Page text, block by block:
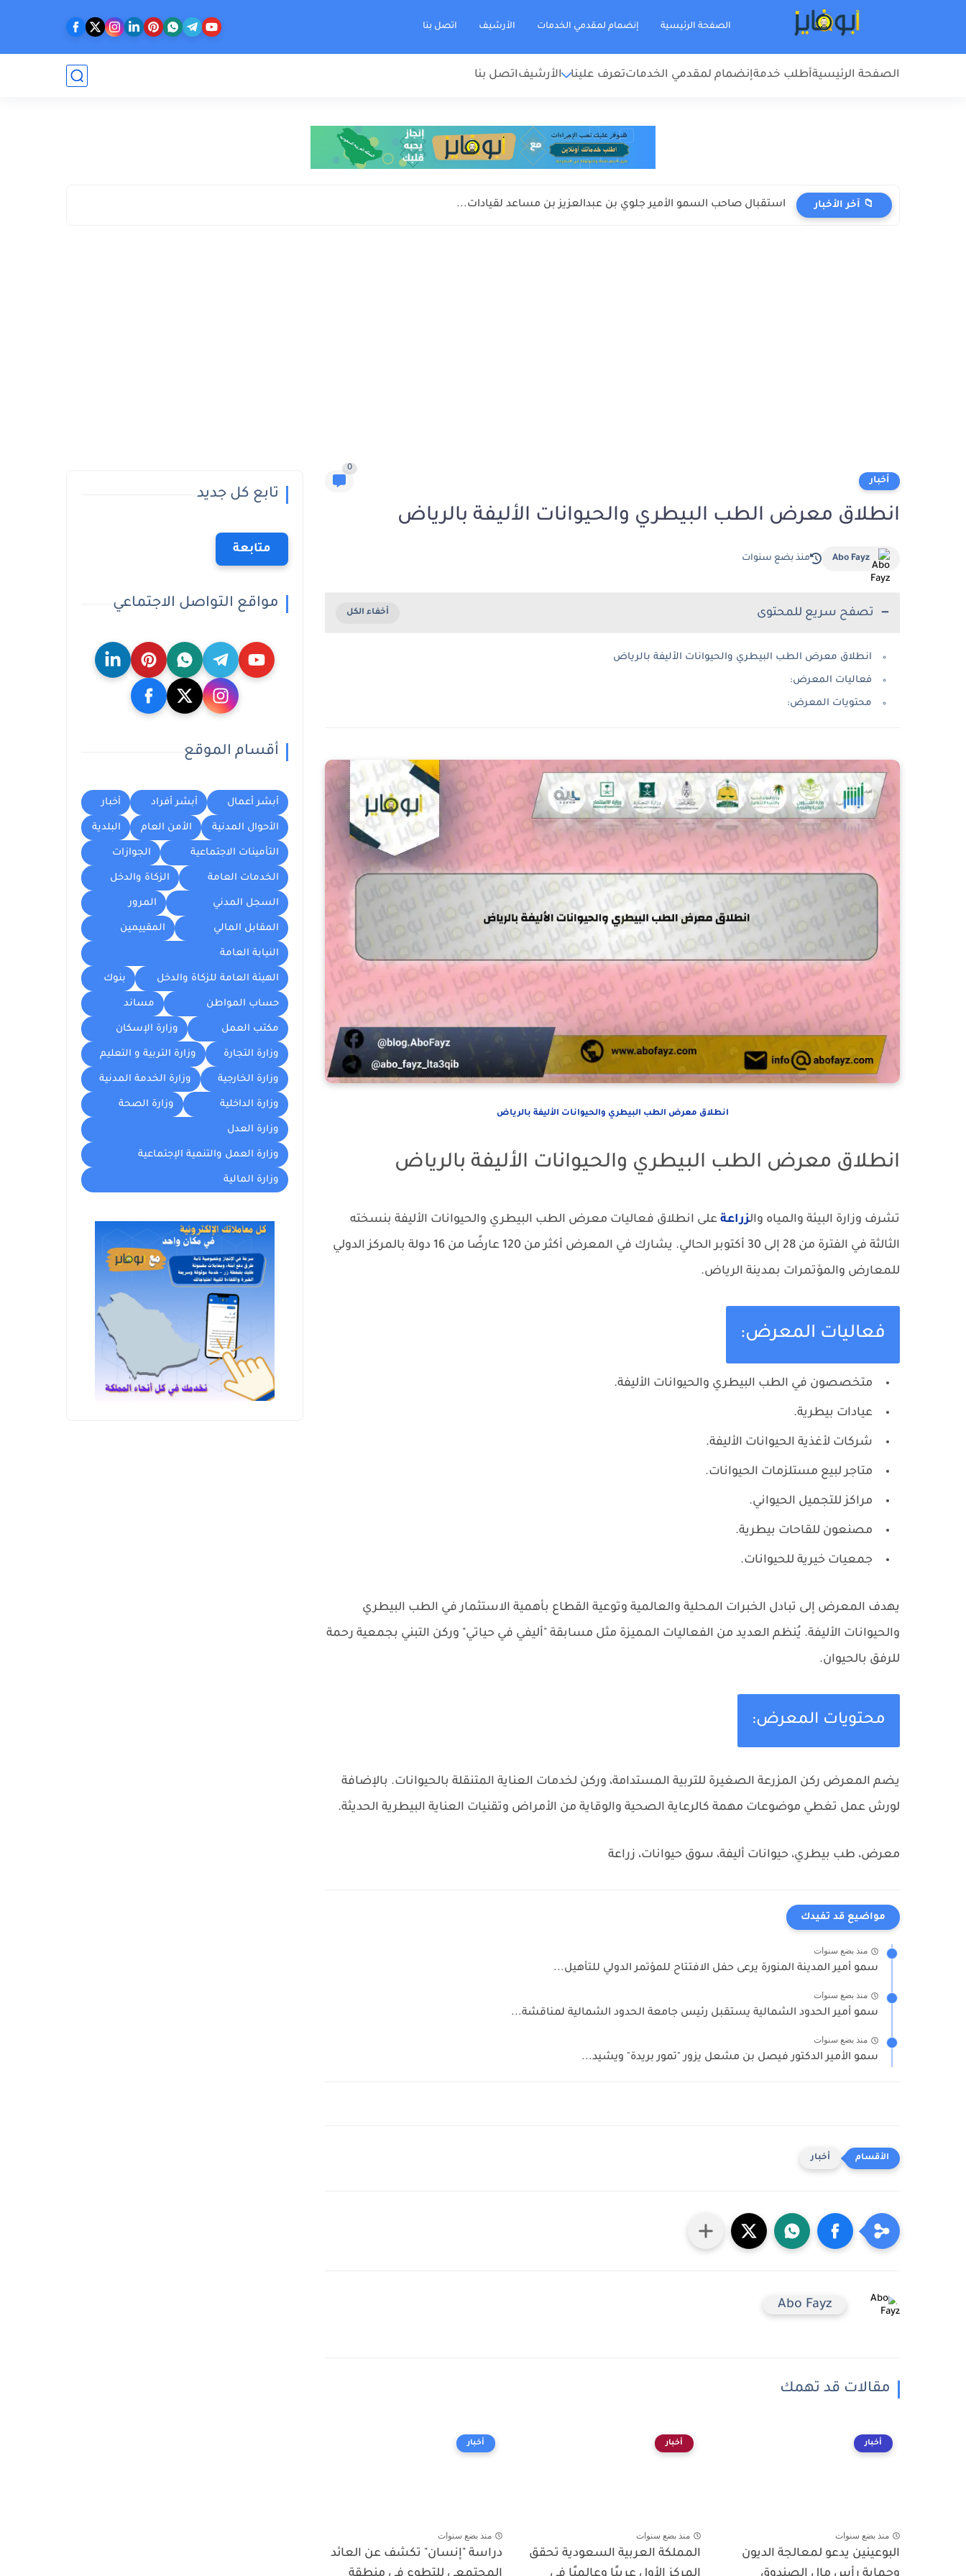
الصفحة الرئيسية إنضمام لمقدمي الخدمات الأرشيف اتصل بنا
الصفحة الرئيسيةأطلب خدمةإنضمام لمقدمي الخدماتتعرف علينا الأرشيفاتصل بنا
📁 آخر الأخبار استقبال صاحب السمو الأمير جلوي بن عبدالعزيز بن مساعد لقيادات...
أخبار
0
انطلاق معرض الطب البيطري والحيوانات الأليفة بالرياض
Abo Fayz منذ بضع سنوات
تصفح سريع للمحتوى
انطلاق معرض الطب البيطري والحيوانات الأليفة بالرياض
فعاليات المعرض:
محتويات المعرض:
انطلاق معرض الطب البيطري والحيوانات الأليفة بالرياض
انطلاق معرض الطب البيطري والحيوانات الأليفة بالرياض
تشرف وزارة البيئة والمياه والزراعة على انطلاق فعاليات معرض الطب البيطري والحيوانات الأليفة بنسخته
الثالثة في الفترة من 28 إلى 30 أكتوبر الحالي. يشارك في المعرض أكثر من 120 عارضًا من 16 دولة بالمركز الدولي
للمعارض والمؤتمرات بمدينة الرياض.
فعاليات المعرض:
متخصصون في الطب البيطري والحيوانات الأليفة.
عيادات بيطرية.
شركات لأغذية الحيوانات الأليفة.
متاجر لبيع مستلزمات الحيوانات.
مراكز للتجميل الحيواني.
مصنعون للقاحات بيطرية.
جمعيات خيرية للحيوانات.
يهدف المعرض إلى تبادل الخبرات المحلية والعالمية وتوعية القطاع بأهمية الاستثمار في الطب البيطري
والحيوانات الأليفة. يُنظم العديد من الفعاليات المميزة مثل مسابقة "أليفي في حياتي" وركن التبني بجمعية رحمة
للرفق بالحيوان.
محتويات المعرض:
يضم المعرض ركن المزرعة الصغيرة للتربية المستدامة، وركن لخدمات العناية المتنقلة بالحيوانات. بالإضافة
لورش عمل تغطي موضوعات مهمة كالرعاية الصحية والوقاية من الأمراض وتقنيات العناية البيطرية الحديثة.
معرض، طب بيطري، حيوانات أليفة، سوق حيوانات، زراعة
مواضيع قد تفيدك
منذ بضع سنوات
سمو أمير المدينة المنورة يرعى حفل الافتتاح للمؤتمر الدولي للتأهيل...
منذ بضع سنوات
سمو أمير الحدود الشمالية يستقبل رئيس جامعة الحدود الشمالية لمناقشة...
منذ بضع سنوات
سمو الأمير الدكتور فيصل بن مشعل يزور "تمور بريدة" ويشيد...
أخبار
Abo Fayz
مقالات قد تهمك
أخبار
منذ بضع سنوات
البوعينين يدعو لمعالجة الديون
أخبار
منذ بضع سنوات
المملكة العربية السعودية تحقق
أخبار
منذ بضع سنوات
دراسة "إنسان" تكشف عن العائد
تابع كل جديد
متابعة
مواقع التواصل الاجتماعي
أقسام الموقع
أبشر أعمال أبشر أفراد أخبار
الأحوال المدنية الأمن العام البلدية
التأمينات الاجتماعية الجوازات
الخدمات العامة الزكاة والدخل
السجل المدني المرور
المقابل المالي المقييمين
النيابة العامة
الهيئة العامة للزكاة والدخل بنوك
حساب المواطن مساند
مكتب العمل وزارة الإسكان
وزارة التجارة وزارة التربية و التعليم
وزارة الخارجية وزارة الخدمة المدنية
وزارة الداخلية وزارة الصحة
وزارة العدل
وزارة العمل والتنمية الإجتماعية
وزارة المالية